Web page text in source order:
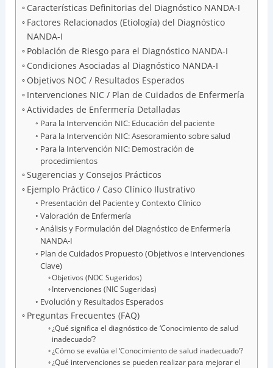
Características Definitorias del Diagnóstico NANDA-I
Factores Relacionados (Etiología) del Diagnóstico
NANDA-I
Población de Riesgo para el Diagnóstico NANDA-I
Condiciones Asociadas al Diagnóstico NANDA-I
Objetivos NOC / Resultados Esperados
Intervenciones NIC / Plan de Cuidados de Enfermería
Actividades de Enfermería Detalladas
Para la Intervención NIC: Educación del paciente
Para la Intervención NIC: Asesoramiento sobre salud
Para la Intervención NIC: Demostración de
procedimientos
Sugerencias y Consejos Prácticos
Ejemplo Práctico / Caso Clínico Ilustrativo
Presentación del Paciente y Contexto Clínico
Valoración de Enfermería
Análisis y Formulación del Diagnóstico de Enfermería
NANDA-I
Plan de Cuidados Propuesto (Objetivos e Intervenciones
Clave)
Objetivos (NOC Sugeridos)
Intervenciones (NIC Sugeridas)
Evolución y Resultados Esperados
Preguntas Frecuentes (FAQ)
¿Qué significa el diagnóstico de ‘Conocimiento de salud
inadecuado’?
¿Cómo se evalúa el ‘Conocimiento de salud inadecuado’?
¿Qué intervenciones se pueden realizar para mejorar el